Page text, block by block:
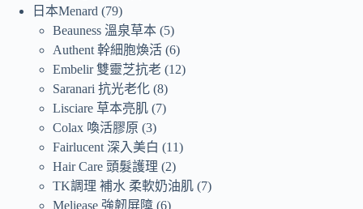
日本Menard
79
Beauness 溫泉草本 5
Authent 幹細胞煥活 6
Embelir 雙靈芝抗老 12
Saranari 抗光老化 8
Lisciare 草本亮肌 7
Colax 喚活膠原 3
Fairlucent 深入美白
11
Hair Care 頭髮護理
2
TK調理 補水 柔軟奶油肌 7
Meliease 強韌屏障 6